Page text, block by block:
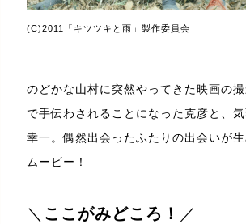
(C)2011「キツツキと雨」製作委員会
のどかな山村に突然やってきた映画の
で手伝わされることになった克彦と、
幸一。偶然出会ったふたりの出会いが
ムービー！
＼ ここがみどころ！ ／